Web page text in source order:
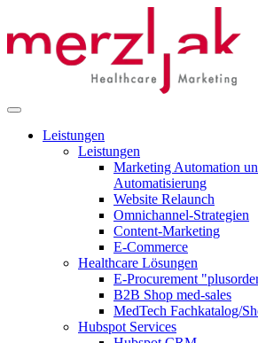
Leistungen
Leistungen
Marketing Automation
Automatisierung
Website Relaunch
Omnichannel-Strategien
Content-Marketing
E-Commerce
Healthcare Lösungen
E-Procurement
B2B Shop med-sales
MedTech Fachkatalog/
Hubspot Services